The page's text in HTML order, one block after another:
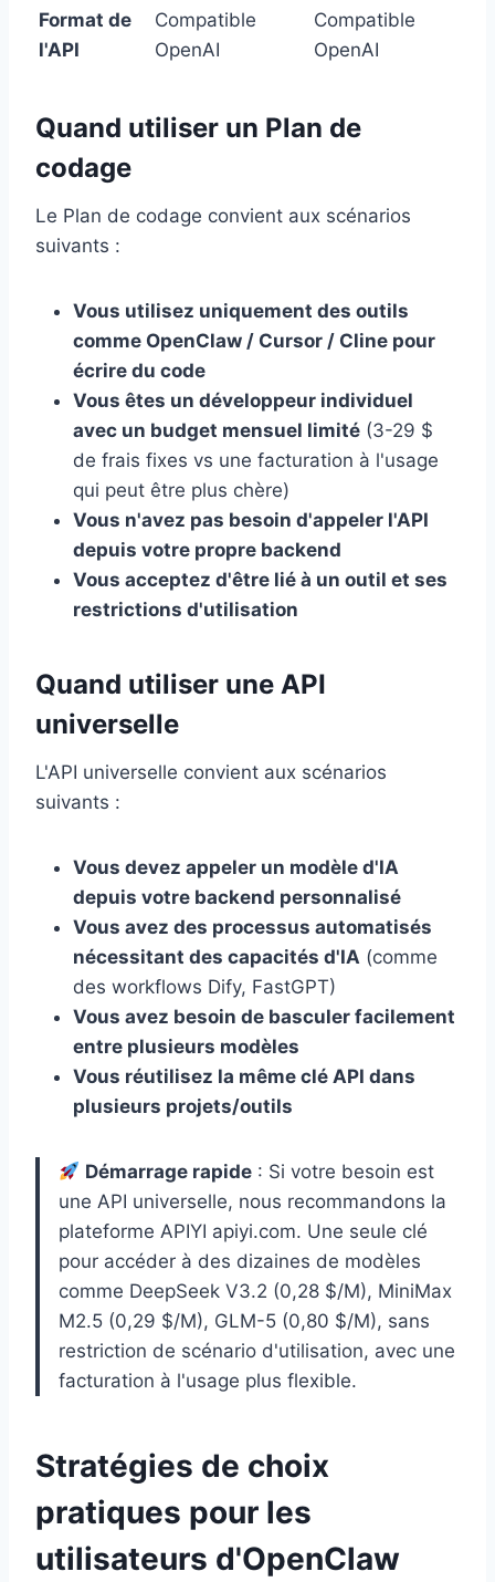
Format de
l'API
Compatible
OpenAI
Compatible
OpenAI
Quand utiliser un Plan de
codage
Le Plan de codage convient aux scénarios
suivants :
Vous utilisez uniquement des outils
comme OpenClaw / Cursor / Cline pour
écrire du code
Vous êtes un développeur individuel
avec un budget mensuel limité (3-29 $
de frais fixes vs une facturation à l'usage
qui peut être plus chère)
Vous n'avez pas besoin d'appeler l'API
depuis votre propre backend
Vous acceptez d'être lié à un outil et ses
restrictions d'utilisation
Quand utiliser une API
universelle
L'API universelle convient aux scénarios
suivants :
Vous devez appeler un modèle d'IA
depuis votre backend personnalisé
Vous avez des processus automatisés
nécessitant des capacités d'IA (comme
des workflows Dify, FastGPT)
Vous avez besoin de basculer facilement
entre plusieurs modèles
Vous réutilisez la même clé API dans
plusieurs projets/outils
Démarrage rapide : Si votre besoin est
une API universelle, nous recommandons la
plateforme APIYI apiyi.com. Une seule clé
pour accéder à des dizaines de modèles
comme DeepSeek V3.2 (0,28 $/M), MiniMax
M2.5 (0,29 $/M), GLM-5 (0,80 $/M), sans
restriction de scénario d'utilisation, avec une
facturation à l'usage plus flexible.
Stratégies de choix
pratiques pour les
utilisateurs d'OpenClaw